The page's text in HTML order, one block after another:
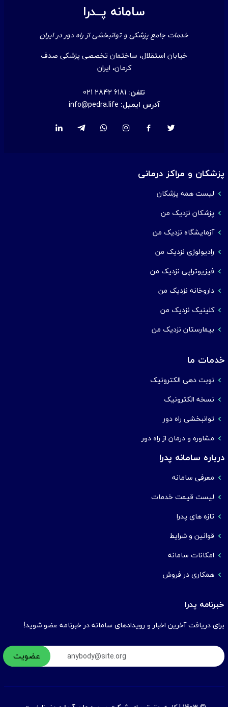
سامانه پــدرا
خدمات جامع پزشکی و توانبخشی از راه دور در ایران
خیابان استقلال، ساختمان تخصصی پزشکی صدف
کرمان، ایران
تلفن: 021 2842 6181
آدرس ایمیل: info@pedra.life
پزشکان و مراکز درمانی
لیست همه پزشکان
پزشکان نزدیک من
آزمایشگاه نزدیک من
رادیولوژی نزدیک من
فیزیوتراپی نزدیک من
داروخانه نزدیک من
کلینیک نزدیک من
بیمارستان نزدیک من
خدمات ما
نوبت دهی الکترونیک
نسخه الکترونیک
توانبخشی راه دور
مشاوره و درمان از راه دور
درباره سامانه پدرا
معرفی سامانه
لیست قیمت خدمات
تازه های پدرا
قوانین و شرایط
امکانات سامانه
همکاری در فروش
خبرنامه پدرا
برای دریافت آخرین اخبار و رویدادهای سامانه در خبرنامه عضو شوید!